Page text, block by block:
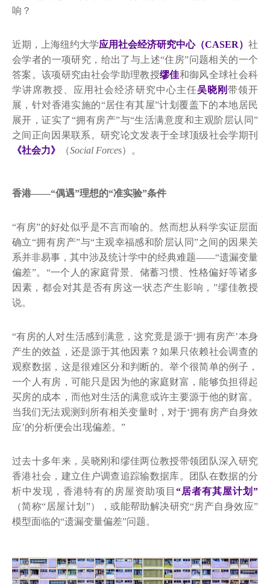
响？
近期，上海纽约大学应用社会经济研究中心（CASER） 社
会学者的一项研究，给出了与上述“住房”问题相关的一个
答案。该项研究由社会学助理教授缪佳和御风全球社会科
学讲席教授、应用社会经济研究中心主任吴晓刚 带领开
展，针对香港实施的“居住有其屋”计划覆盖下的本地居民
展开，证实了“拥有房产”与“生活满意度和主观阶层认同”
之间正向因果联系。研究论文发表于全球顶级社会学期刊
《社会力》
（Social Forces）。
香港——“偶遇”理想的“准实验”条件
“有房”的好处似乎是不言而喻的。然而想从科学实证层面
确立“拥有房产”与“主观幸福感和阶层认同”之间的因果关
系并非易事，其中涉及统计学中的经典难题——“遗漏变量
偏差”。“一个人的家庭背景、储蓄习惯、性格偏好等诸多
因素，都会对其是否有房这一状态产生影响，”缪佳教授
说。
“有房的人对生活感到满意，这究竟是源于‘拥有房产’本身
产生的效益，还是源于其他因素？如果只依赖社会调查的
观察数据，这是很难区分和判断的。举个很简单的例子，
一个人有房，可能只是因为他的家庭财富，能够负担得起
买房的成本，而他对生活的满意或许主要源于他的财富。
当我们无法观测到所有相关变量时，对于‘拥有房产自身效
应’的分析便会出现偏差。”
过去十多年来，吴晓刚和缪佳两位教授带领团队深入研究
香港社会，建立住户调查追踪输数据库。团队在数据的分
析中发现，香港特有的房屋资助项目 “居者有其屋计划”
（简称“居屋计划”），或能帮助解决研究“房产自身效应”
模型面临的“遗漏变量偏差”问题。